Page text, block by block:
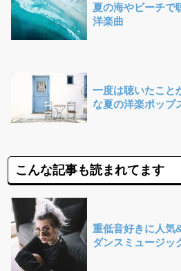
夏の海やビーチで
洋楽曲
一度は聴いたこと
な夏の洋楽ポップ
こんな記事も読まれてます
重低音好きに人気
ダンスミュージッ